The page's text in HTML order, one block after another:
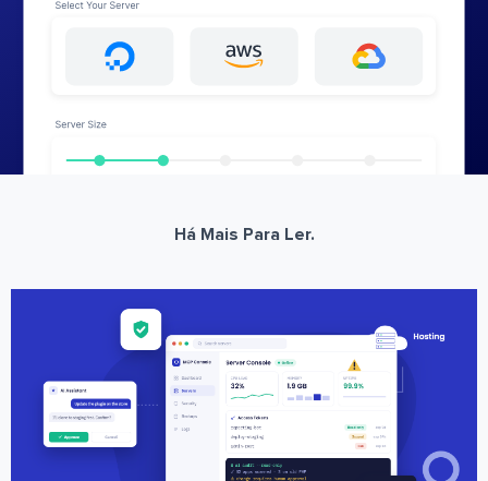
Há Mais Para Ler.